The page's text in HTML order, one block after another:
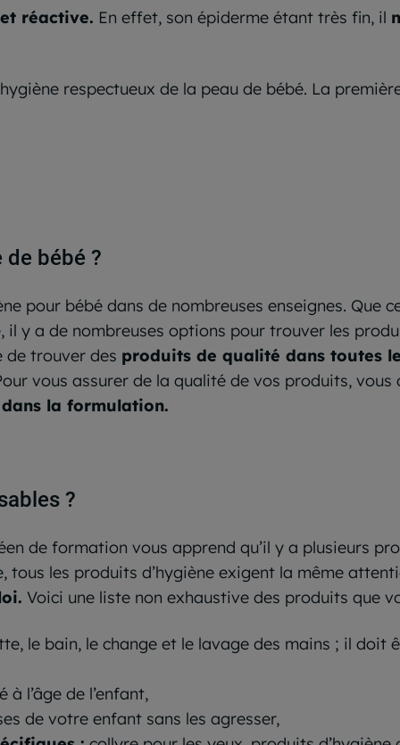
réactive. En effet, son épiderme étant très fin, il
respectueux de la peau de bébé. La
de bébé ?
pour bébé dans de nombreuses enseignes. Que
il y a de nombreuses options pour trouver les
de trouver des produits de qualité dans toutes
vous assurer de la qualité de vos produits,
la formulation.
?
de formation vous apprend qu’il y a plusieurs
tous les produits d’hygiène exigent la même
Voici une liste non exhaustive des produits que
le bain, le change et le lavage des mains ; il doit
l’âge de l’enfant,
de votre enfant sans les agresser,